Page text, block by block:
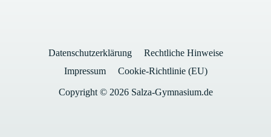
Datenschutzerklärung
Rechtliche Hinweise
Impressum
Cookie-Richtlinie (EU)
Copyright © 2026 Salza-Gymnasium.de